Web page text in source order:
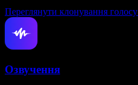
Переглянути клонування голосу
Озвучення